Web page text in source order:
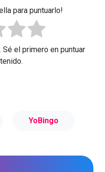
para puntuarlo!
Sé el primero en puntuar
YoBingo